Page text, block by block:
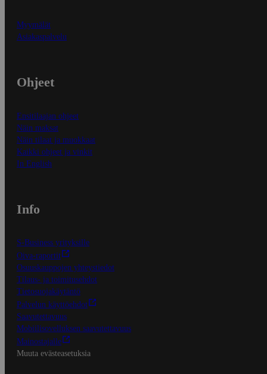
Myymälät
Asiakaspalvelu
Ohjeet
Ensitilaajan ohjeet
Näin maksat
Näin tilaat ja muokkaat
Kaikki ohjeet ja vinkit
In English
Info
S-Business yrityksille
Oiva-raportit
Osuuskauppojen yhteystiedot
Tilaus- ja toimitusehdot
Tietosuojakäytäntö
Palvelun käyttöehdot
Saavutettavuus
Mobiilisovelluksen saavutettavuus
Mainostajalle
Muuta evästeasetuksia